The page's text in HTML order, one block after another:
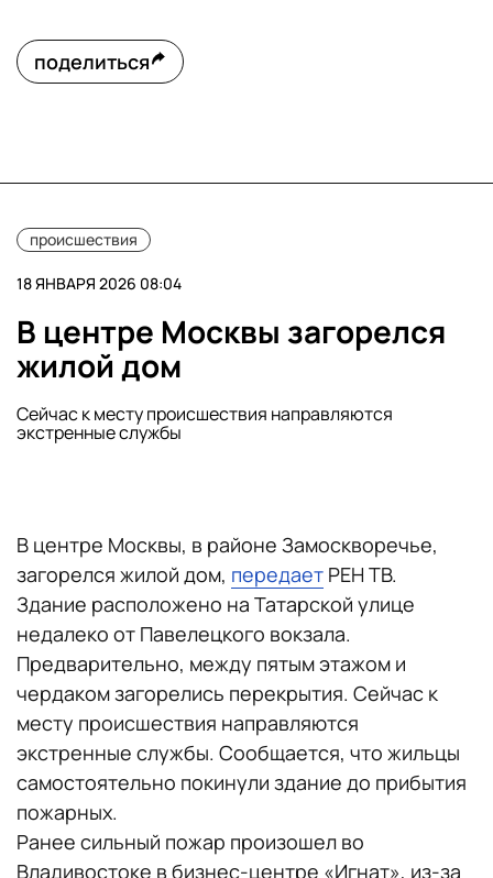
поделиться
происшествия
18 ЯНВАРЯ 2026 08:04
В центре Москвы загорелся
жилой дом
Сейчас к месту происшествия направляются
экстренные службы
В центре Москвы, в районе Замоскворечье,
загорелся жилой дом, передает РЕН ТВ.
Здание расположено на Татарской улице
недалеко от Павелецкого вокзала.
Предварительно, между пятым этажом и
чердаком загорелись перекрытия. Сейчас к
месту происшествия направляются
экстренные службы. Сообщается, что жильцы
самостоятельно покинули здание до прибытия
пожарных.
Ранее сильный пожар произошел во
Владивостоке в бизнес-центре «Игнат», из-за